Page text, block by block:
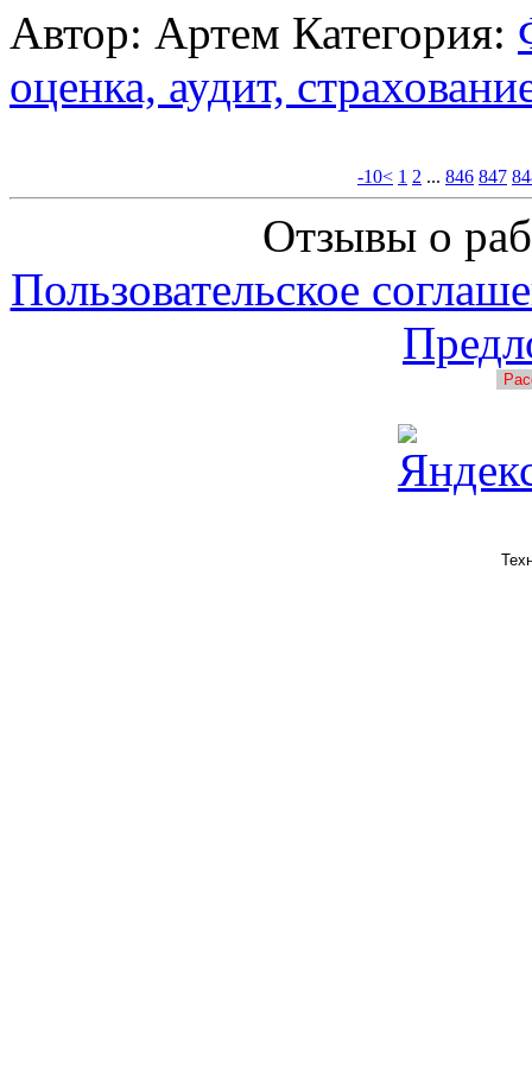
Автор: Артем Категория:
оценка, аудит,
-10< 1 2 ... 846 847
Отзывы о
Пользовательское